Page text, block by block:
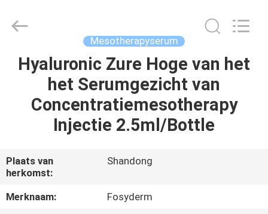
HUIS
PRODUCTEN
ONS
FABRIEKSTOCHT
Trading
Mesotherapyserum
Hyaluronic Zure Hoge van het
het Serumgezicht van
Concentratiemesotherapy
Injectie 2.5ml/Bottle
Plaats van
herkomst:
Shandong
Merknaam:
Fosyderm